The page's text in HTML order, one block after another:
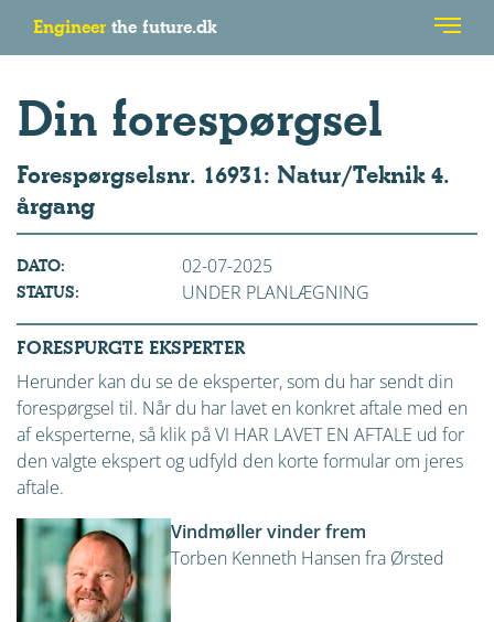
Engineer the future.dk
Din forespørgsel
Forespørgselsnr. 16931: Natur/Teknik 4.
årgang
DATO: 02-07-2025
STATUS: UNDER PLANLÆGNING
FORESPURGTE EKSPERTER
Herunder kan du se de eksperter, som du har sendt din
forespørgsel til. Når du har lavet en konkret aftale med en
af eksperterne, så klik på VI HAR LAVET EN AFTALE ud for
den valgte ekspert og udfyld den korte formular om jeres
aftale.
Vindmøller vinder frem
Torben Kenneth Hansen fra Ørsted